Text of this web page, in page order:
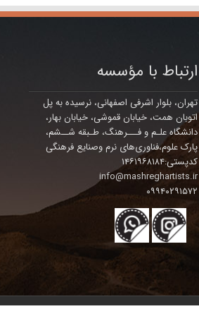
ارتباط با مؤسسه
تهران، بلوار اشرفی اصفهانی، نرسیده به پل
اتوبان همت، خیابان قموشی، خیابان بهار،
دانشگاه علـم و فـــرهنگ، طـبقه شــشم،
پارک علوم،فناوری‌های نرم وصنایع فرهنگی
کدپستی:۱۴۶۱۹۶۸۱۸۴
info@mashreghartists.ir
۰۹۹۴۰۲۹۱۵۷۲